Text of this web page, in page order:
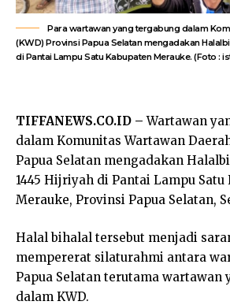
Para wartawan yang tergabung dalam
(KWD) Provinsi Papua Selatan mengadakan
di Pantai Lampu Satu Kabupaten Merauke. (Foto :
TIFFANEWS.CO.ID – Wartawan
dalam Komunitas Wartawan
Papua Selatan mengadakan
1445 Hijriyah di Pantai Lampu Satu
Merauke, Provinsi Papua Selatan,
Halal bihalal tersebut menjadi
mempererat silaturahmi antara
Papua Selatan terutama wartawan
dalam KWD.